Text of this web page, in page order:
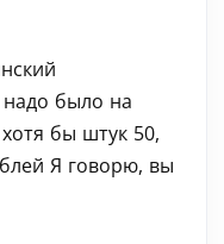
надо было на
бы штук 50,
Я говорю, вы